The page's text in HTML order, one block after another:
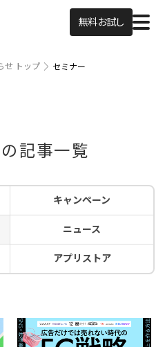
無料お試し
せ トップ セミナー
記事一覧
キャンペーン
ニュース
アプリストア